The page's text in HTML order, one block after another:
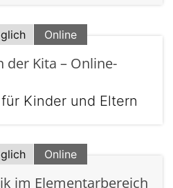
Online
der Kita – Online-
Kinder und Eltern
Online
im Elementarbereich